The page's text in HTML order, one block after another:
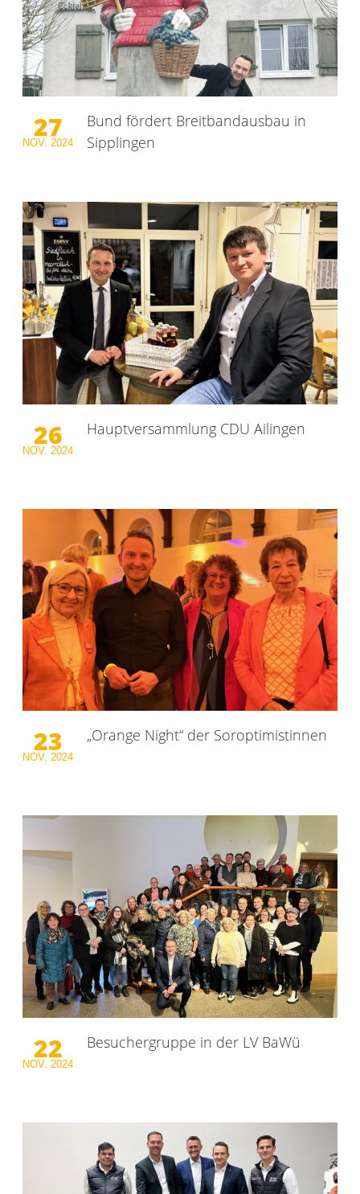
27
NOV. 2024
Bund fördert Breitbandausbau in
Sipplingen
26
NOV. 2024
Hauptversammlung CDU Ailingen
23
NOV.2024
„Orange Night“ der Soroptimistinnen
22
NOV.2024
Besuchergruppe in der LV BaWü